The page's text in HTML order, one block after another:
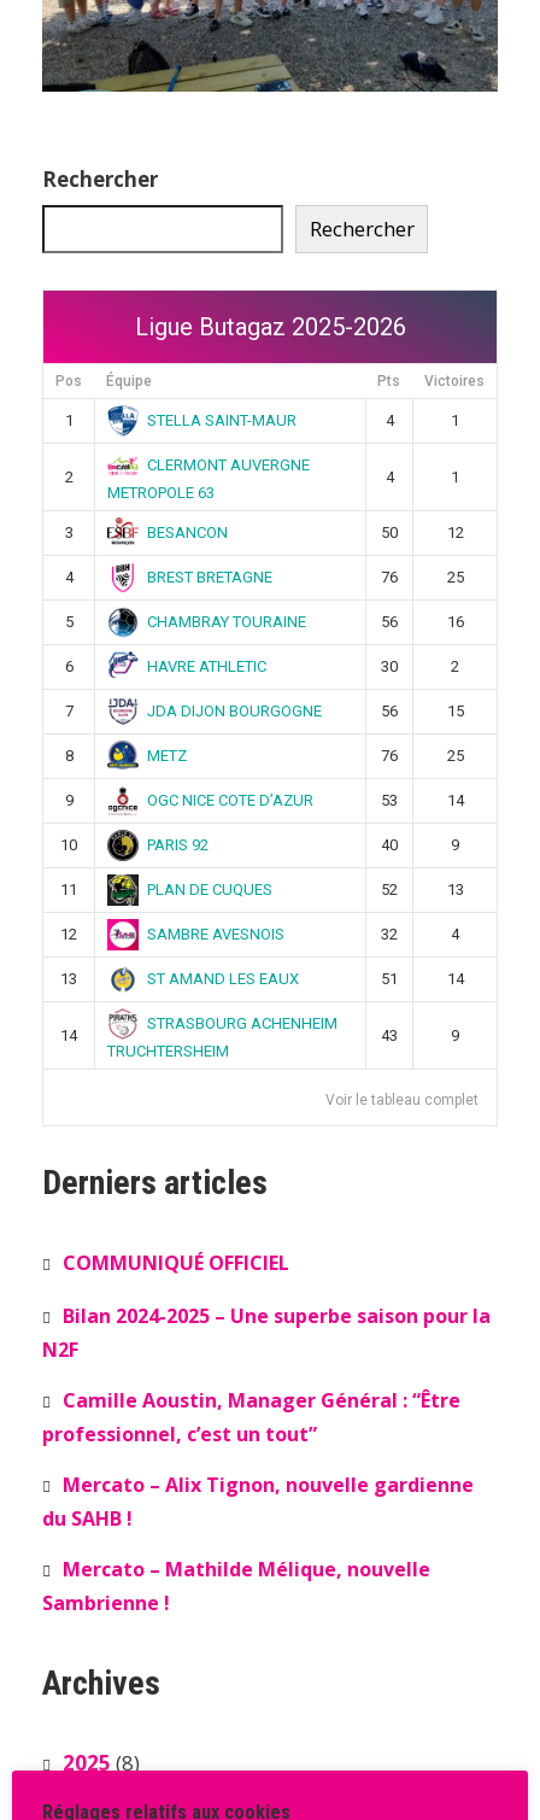
Rechercher
Rechercher
Ligue Butagaz 2025-2026
Pos Équipe Pts Victoires
1 STELLA SAINT-MAUR 4 1
2
CLERMONT AUVERGNE
METROPOLE 63
4 1
3 BESANCON 50 12
4 BREST BRETAGNE 76 25
5 CHAMBRAY TOURAINE 56 16
6 HAVRE ATHLETIC 30 2
7 JDA DIJON BOURGOGNE 56 15
8 METZ 76 25
9 OGC NICE COTE D’AZUR 53 14
10 PARIS 92 40 9
11 PLAN DE CUQUES 52 13
12 SAMBRE AVESNOIS 32 4
13 ST AMAND LES EAUX 51 14
14
STRASBOURG ACHENHEIM
TRUCHTERSHEIM
43 9
Voir le tableau complet
Derniers articles
COMMUNIQUÉ OFFICIEL
Bilan 2024-2025 – Une superbe saison pour la
N2F
Camille Aoustin, Manager Général : “Être
professionnel, c’est un tout”
Mercato – Alix Tignon, nouvelle gardienne
du SAHB !
Mercato – Mathilde Mélique, nouvelle
Sambrienne !
Archives
2025 (8)
Réglages relatifs aux cookies